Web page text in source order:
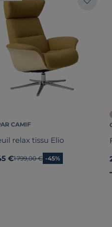
CAMIF
relax tissu Elio
€Ancien prix
1 799,00 € -45%